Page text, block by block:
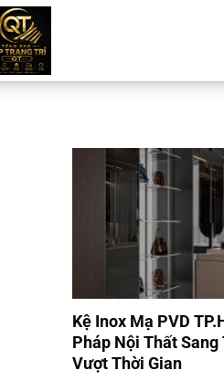
Kệ Inox Mạ PVD
Pháp Nội Thất Sang
Vượt Thời Gian